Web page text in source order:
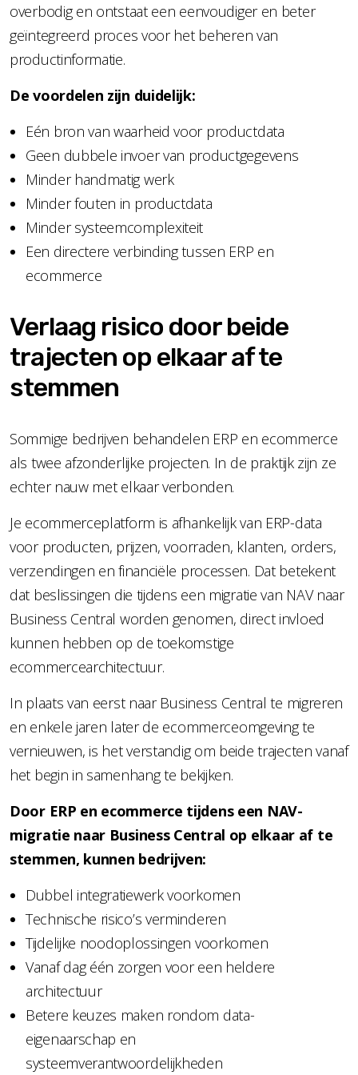
overbodig en ontstaat een eenvoudiger en beter
geïntegreerd proces voor het beheren van
productinformatie.
De voordelen zijn duidelijk:
Eén bron van waarheid voor productdata
Geen dubbele invoer van productgegevens
Minder handmatig werk
Minder fouten in productdata
Minder systeemcomplexiteit
Een directere verbinding tussen ERP en
ecommerce
Verlaag risico door beide
trajecten op elkaar af te
stemmen
Sommige bedrijven behandelen ERP en ecommerce
als twee afzonderlijke projecten. In de praktijk zijn ze
echter nauw met elkaar verbonden.
Je ecommerceplatform is afhankelijk van ERP-data
voor producten, prijzen, voorraden, klanten, orders,
verzendingen en financiële processen. Dat betekent
dat beslissingen die tijdens een migratie van NAV naar
Business Central worden genomen, direct invloed
kunnen hebben op de toekomstige
ecommercearchitectuur.
In plaats van eerst naar Business Central te migreren
en enkele jaren later de ecommerceomgeving te
vernieuwen, is het verstandig om beide trajecten vanaf
het begin in samenhang te bekijken.
Door ERP en ecommerce tijdens een NAV-
migratie naar Business Central op elkaar af te
stemmen, kunnen bedrijven:
Dubbel integratiewerk voorkomen
Technische risico’s verminderen
Tijdelijke noodoplossingen voorkomen
Vanaf dag één zorgen voor een heldere
architectuur
Betere keuzes maken rondom data-
eigenaarschap en
systeemverantwoordelijkheden